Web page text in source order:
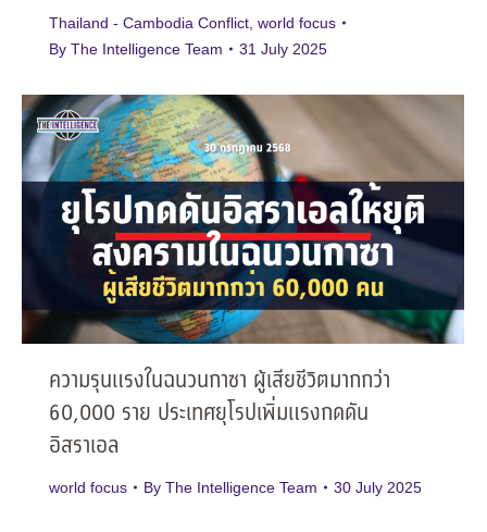
Thailand - Cambodia Conflict world focus
By The Intelligence Team 31 July 2025
ความรุนแรงในฉนวนกาซา ผู้เสียชีวิตมากกว่า
60,000 ราย ประเทศยุโรปเพิ่มแรงกดดัน
อิสราเอล
world focus By The Intelligence Team 30 July 2025